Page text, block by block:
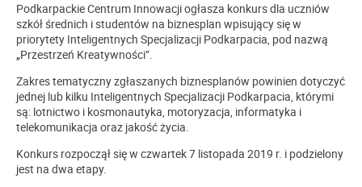
Podkarpackie Centrum Innowacji ogłasza konkurs dla uczniów
szkół średnich i studentów na biznesplan wpisujący się w
priorytety Inteligentnych Specjalizacji Podkarpacia, pod nazwą
„Przestrzeń Kreatywności”.
Zakres tematyczny zgłaszanych biznesplanów powinien dotyczyć
jednej lub kilku Inteligentnych Specjalizacji Podkarpacia, którymi
są: lotnictwo i kosmonautyka, motoryzacja, informatyka i
telekomunikacja oraz jakość życia.
Konkurs rozpoczął się w czwartek 7 listopada 2019 r. i podzielony
jest na dwa etapy.